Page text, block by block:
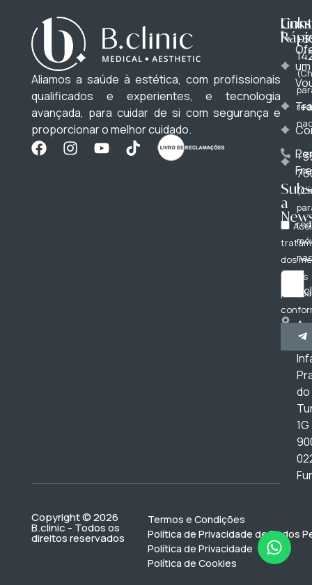
Aliamos a saúde à estética, com profissionais
qualificados e experientes, e tecnologia
avançada, para cuidar de si com segurança e
proporcionar o melhor cuidado.
do
do
1G
Links
um
a
dos
dados
Copyright © 2026
B.clinic - Todos os
direitos reservados
Termos e Condições
Política de Privacidade de Dados
Política de Privacidade
Política de Cookies